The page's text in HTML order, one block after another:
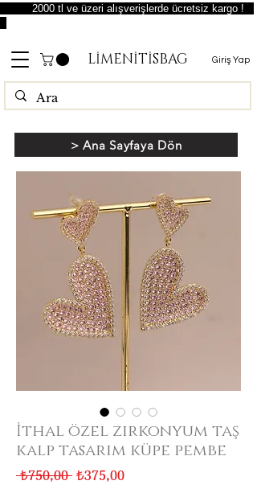
LİMENİTİSBAG Giriş Yap
2000 tl ve üzeri alışverişlerde ücretsiz kargo !
İthal özel zirkonyum taş
kalp tasarım küpe pembe
₺750,00 Normal
₺375,00İndirimli
> Ana Sayfaya Dön